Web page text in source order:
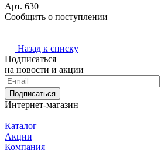
Арт. 630
Сообщить о поступлении
Назад к списку
Подписаться
на новости и акции
Подписаться
Интернет-магазин
Каталог
Акции
Компания